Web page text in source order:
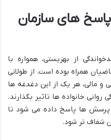
های سازمان
از بهزیستی، همواره با
همراه بوده است. از طولانی
و مالی، هر یک از این دغدغه ها
خانواده ها تاثیر بگذارند.
پرسش ها پاسخ داده می شود تا
شفاف تر شود.